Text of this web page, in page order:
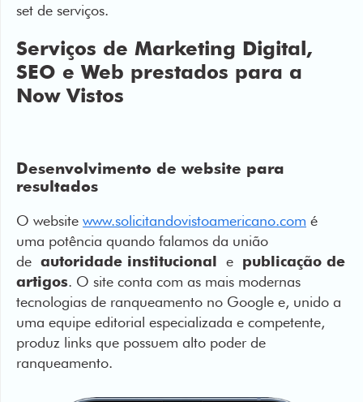
set de serviços.
Serviços de Marketing Digital,
SEO e Web prestados para a
Now Vistos
Desenvolvimento de website para
resultados
O website www.solicitandovistoamericano.com é
uma potência quando falamos da união
de autoridade institucional e publicação de
artigos. O site conta com as mais modernas
tecnologias de ranqueamento no Google e, unido a
uma equipe editorial especializada e competente,
produz links que possuem alto poder de
ranqueamento.